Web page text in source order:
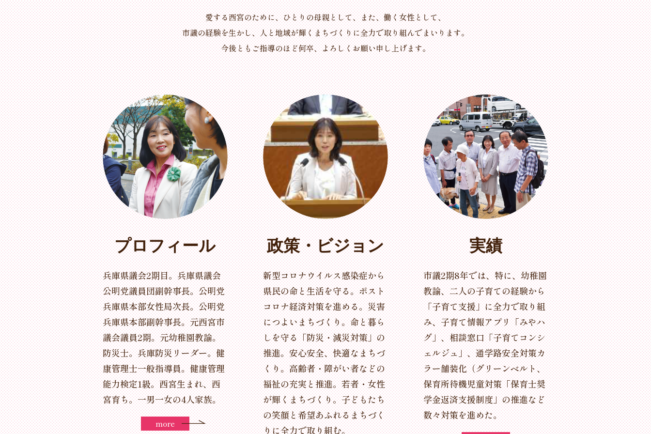
愛する西宮のために、ひとりの母親として、また、働く女性として、
市議の経験を生かし、人と地域が輝くまちづくりに全力で取り組んでまいります。
今後ともご指導のほど何卒、よろしくお願い申し上げます。
プロフィール
兵庫県議会2期目。兵庫県議会
公明党議員団副幹事長。公明党
兵庫県本部女性局次長。公明党
兵庫県本部副幹事長。元西宮市
議会議員2期。元幼稚園教諭。
防災士。兵庫防災リーダー。健
康管理士一般指導員。健康管理
能力検定1級。西宮生まれ、西
宮育ち。一男一女の4人家族。
more
政策・ビジョン
新型コロナウイルス感染症から
県民の命と生活を守る。ポスト
コロナ経済対策を進める。災害
につよいまちづくり。命と暮ら
しを守る「防災・減災対策」の
推進。安心安全、快適なまちづ
くり。高齢者・障がい者などの
福祉の充実と推進。若者・女性
が輝くまちづくり。子どもたち
の笑顔と希望あふれるまちづく
りに全力で取り組む。
実績
市議2期8年では、特に、幼稚園
教諭、二人の子育ての経験から
「子育て支援」に全力で取り組
み、子育て情報アプリ「みやハ
グ」、相談窓口「子育てコンシ
ェルジュ」、通学路安全対策カ
ラー舗装化（グリーンベルト、
保育所待機児童対策「保育士奨
学金返済支援制度」の推進など
数々対策を進めた。